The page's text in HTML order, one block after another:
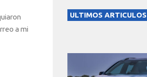
a mi
ULTIMOS ARTICULOS